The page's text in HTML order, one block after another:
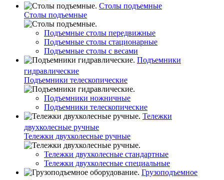
Столы подъемные
Столы подъемные
Подъемные столы передвижные
Подъемные столы стационарные
Подъемные столы с весами
Подъемники
гидравлические
Подъемники телескопические
Подъемники ножничные
Подъемники телескопические
Тележки
двухколесные ручные
Тележки двухколесные ручные
Тележки двухколесные стандартные
Тележки двухколесные специальные
Грузоподъемное